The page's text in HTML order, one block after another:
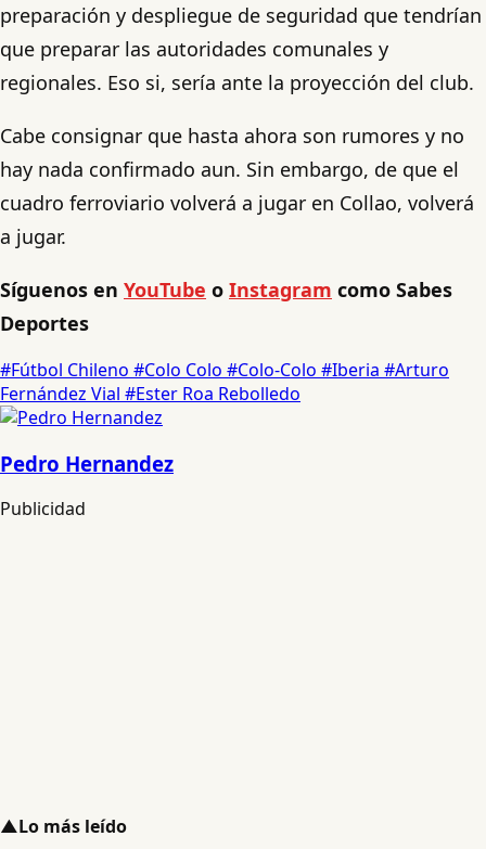
preparación y despliegue de seguridad que tendrían
que preparar las autoridades comunales y
regionales. Eso si, sería ante la proyección del club.
Cabe consignar que hasta ahora son rumores y no
hay nada confirmado aun. Sin embargo, de que el
cuadro ferroviario volverá a jugar en Collao, volverá
a jugar.
Síguenos en YouTube o Instagram como Sabes
Deportes
#Fútbol Chileno #Colo Colo #Colo-Colo #Iberia #Arturo
Fernández Vial #Ester Roa Rebolledo
Pedro Hernandez
Publicidad
▲Lo más leído